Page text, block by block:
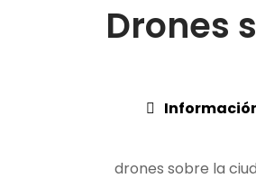
Drones
drones sobre la